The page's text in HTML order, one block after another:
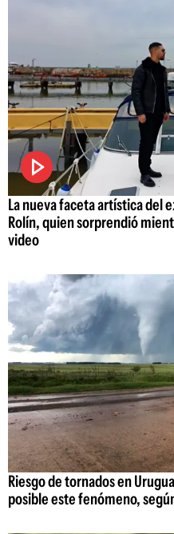
La nueva faceta artística del
Rolín, quien sorprendió
video
Riesgo de tornados en
posible este fenómeno,